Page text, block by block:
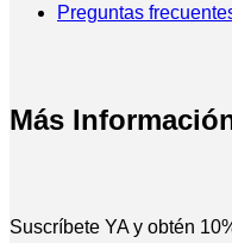
Preguntas
Más
Suscríbete YA y obtén